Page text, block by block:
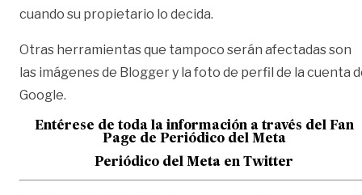
cuando su propietario lo decida.
Otras herramientas que tampoco serán afectadas son
las imágenes de Blogger y la foto de perfil de la cuenta
Google.
Entérese de toda la información a través del Fan
Page de Periódico del Meta
Periódico del Meta en Twitter